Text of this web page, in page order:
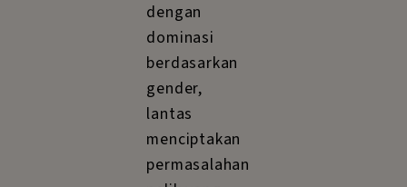
dengan
dominasi
berdasarkan
gender,
lantas
menciptakan
permasalahan